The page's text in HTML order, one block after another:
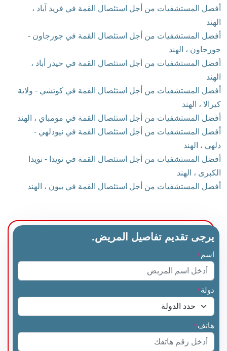
أفضل المستشفيات من أجل استئصال القمة في فريد آباد ،
الهند
أفضل المستشفيات من أجل استئصال القمة في جورجاون -
جورجاون ، الهند
أفضل المستشفيات من أجل استئصال القمة في حيدر أباد ،
الهند
أفضل المستشفيات من أجل استئصال القمة في كوتشي - ولاية
كيرالا ، الهند
أفضل المستشفيات من أجل استئصال القمة في مومباي ، الهند
أفضل المستشفيات من أجل استئصال القمة في نيودلهي -
دلهي ، الهند
أفضل المستشفيات من أجل استئصال القمة في نويدا - نويدا
الكبرى ، الهند
أفضل المستشفيات من أجل استئصال القمة في بيون ، الهند
يرجى تقديم تفاصيل المريض.
اسم *
دولة*
هاتف*